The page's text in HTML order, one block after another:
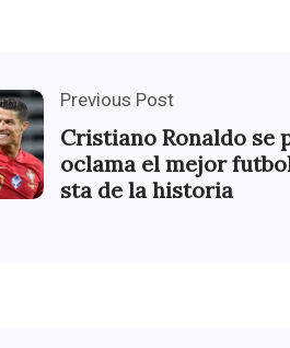
Previous Post
Cristiano Ronaldo se
oclama el mejor
sta de la historia